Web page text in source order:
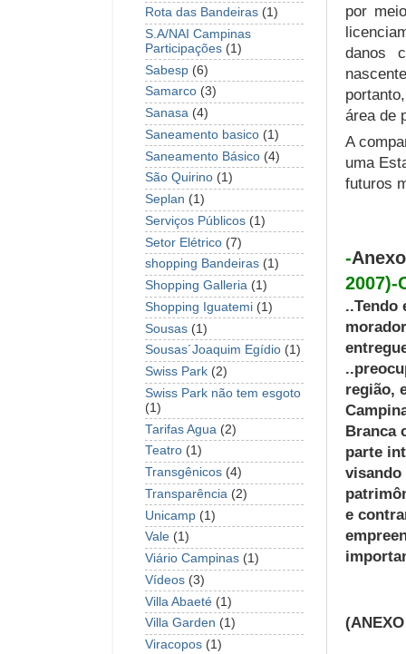
por
danos
área de
A
uma
futuros
-
2007)-
..Tendo
região,
Branca
parte
e
Rota das Bandeiras (1)
S.A/NAI Campinas
Participações (1)
Sabesp (6)
Samarco (3)
Sanasa (4)
Saneamento basico (1)
Saneamento Básico (4)
São Quirino (1)
Seplan (1)
Serviços Públicos (1)
Setor Elétrico (7)
shopping Bandeiras (1)
Shopping Galleria (1)
Shopping Iguatemi (1)
Sousas (1)
Sousas´Joaquim Egídio (1)
Swiss Park (2)
Swiss Park não tem esgoto
(1)
Tarifas Agua (2)
Teatro (1)
Transgênicos (4)
Transparência (2)
Unicamp (1)
Vale (1)
Viário Campinas (1)
Vídeos (3)
Villa Abaeté (1)
Villa Garden (1)
Viracopos (1)